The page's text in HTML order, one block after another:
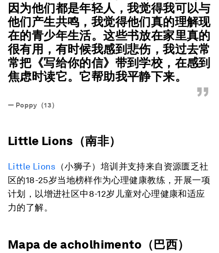
因为他们都是年轻人，我觉得我可以与
他们产生共鸣，我觉得他们真的理解现
在的青少年生活。这些书放在家里真的
很有用，有时候我感到悲伤，我过去常
常把《写给你的信》带到学校，在感到
焦虑时读它。它帮助我平静下来。
”
— Poppy（13）
Little Lions（南非）
Little Lions （小狮子）培训并支持来自资源匮乏社
区的18-25岁当地榜样作为心理健康教练，开展一项
计划，以增进社区中8-12岁儿童对心理健康和适应
力的了解。
Mapa de acholhimento（巴西）